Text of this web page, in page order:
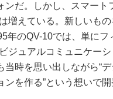
だ。しかし、スマート
増えている。新しいもの
年のQV-10では、単にフ
ジュアルコミュニケーシ
時を思い出しながら“
を作る”という想いで